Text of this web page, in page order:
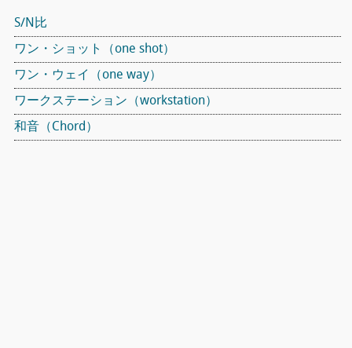
S/N比
ワン・ショット（one shot）
ワン・ウェイ（one way）
ワークステーション（workstation）
和音（Chord）